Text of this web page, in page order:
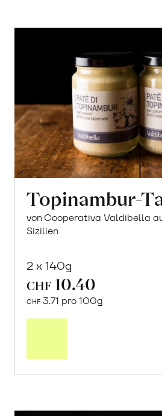
Topinambur-
von Cooperativa Valdibella
Sizilien
2 x 140g
CHF 10.40
CHF 3.71 pro 100g